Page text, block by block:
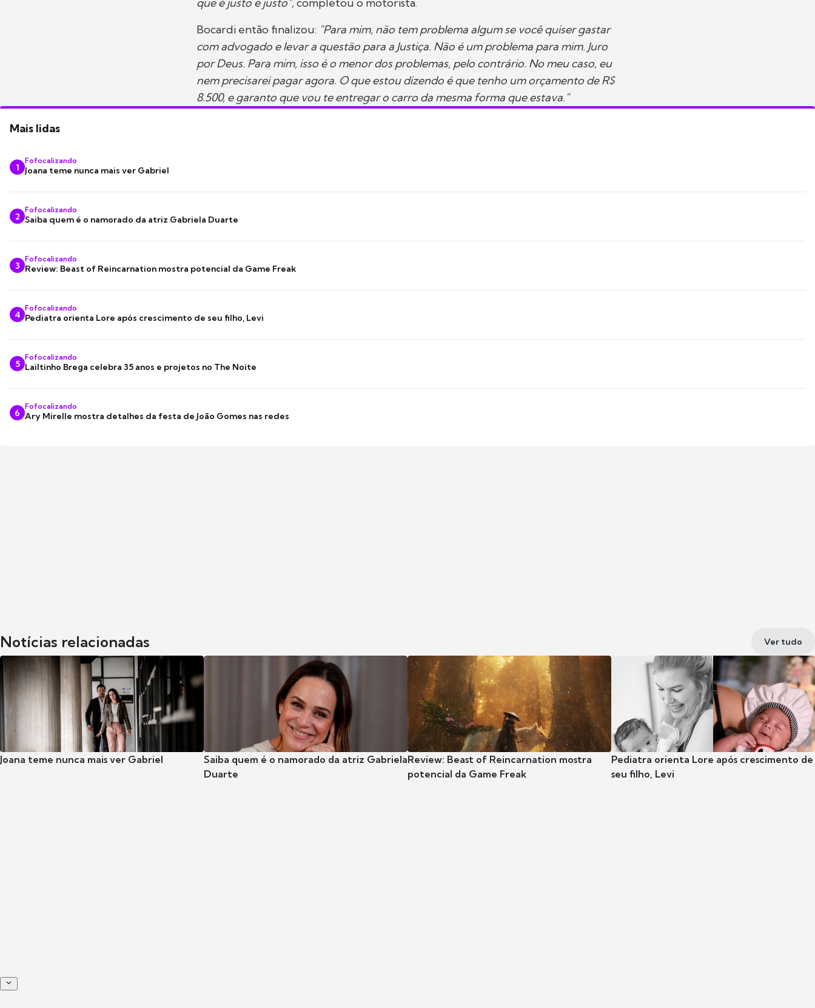
Bocardi então finalizou: "Para mim, não tem problema algum se você quiser gastar
com advogado e levar a questão para a Justiça. Não é um problema para mim. Juro
por Deus. Para mim, isso é o menor dos problemas, pelo contrário. No meu caso, eu
nem precisarei pagar agora. O que estou dizendo é que tenho um orçamento de R$
8.500, e garanto que vou te entregar o carro da mesma forma que estava."
Mais lidas
1
Fofocalizando
Joana teme nunca mais ver Gabriel
2
Fofocalizando
Saiba quem é o namorado da atriz Gabriela Duarte
3
Fofocalizando
Review: Beast of Reincarnation mostra potencial da Game Freak
4
Fofocalizando
Pediatra orienta Lore após crescimento de seu filho, Levi
5
Fofocalizando
Lailtinho Brega celebra 35 anos e projetos no The Noite
6
Fofocalizando
Ary Mirelle mostra detalhes da festa de João Gomes nas redes
Notícias relacionadas Ver tudo
Joana teme nunca mais ver Gabriel
Saiba quem é o namorado da atriz Gabriela
Duarte
Review: Beast of Reincarnation mostra
potencial da Game Freak
Pediatra orienta Lore após crescimento de
seu filho, Levi